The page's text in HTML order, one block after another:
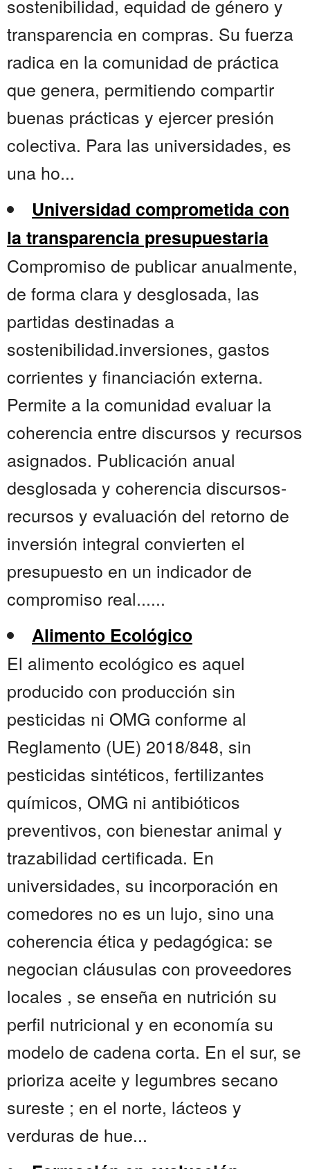
sostenibilidad, equidad de género y
transparencia en compras. Su fuerza
radica en la comunidad de práctica
que genera, permitiendo compartir
buenas prácticas y ejercer presión
colectiva. Para las universidades, es
una ho...
Universidad comprometida con
la transparencia presupuestaria
Compromiso de publicar anualmente,
de forma clara y desglosada, las
partidas destinadas a
sostenibilidad.inversiones, gastos
corrientes y financiación externa.
Permite a la comunidad evaluar la
coherencia entre discursos y recursos
asignados. Publicación anual
desglosada y coherencia discursos-
recursos y evaluación del retorno de
inversión integral convierten el
presupuesto en un indicador de
compromiso real......
Alimento Ecológico
El alimento ecológico es aquel
producido con producción sin
pesticidas ni OMG conforme al
Reglamento (UE) 2018/848, sin
pesticidas sintéticos, fertilizantes
químicos, OMG ni antibióticos
preventivos, con bienestar animal y
trazabilidad certificada. En
universidades, su incorporación en
comedores no es un lujo, sino una
coherencia ética y pedagógica: se
negocian cláusulas con proveedores
locales , se enseña en nutrición su
perfil nutricional y en economía su
modelo de cadena corta. En el sur, se
prioriza aceite y legumbres secano
sureste ; en el norte, lácteos y
verduras de hue...